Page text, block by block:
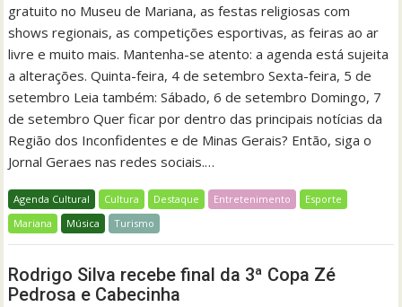
gratuito no Museu de Mariana, as festas religiosas com
shows regionais, as competições esportivas, as feiras ao ar
livre e muito mais. Mantenha-se atento: a agenda está sujeita
a alterações. Quinta-feira, 4 de setembro Sexta-feira, 5 de
setembro Leia também: Sábado, 6 de setembro Domingo, 7
de setembro Quer ficar por dentro das principais notícias da
Região dos Inconfidentes e de Minas Gerais? Então, siga o
Jornal Geraes nas redes sociais.…
Agenda Cultural Cultura Destaque Entretenimento
Esporte
Mariana
Música Turismo
Rodrigo Silva recebe final da 3ª Copa Zé
Pedrosa e Cabecinha